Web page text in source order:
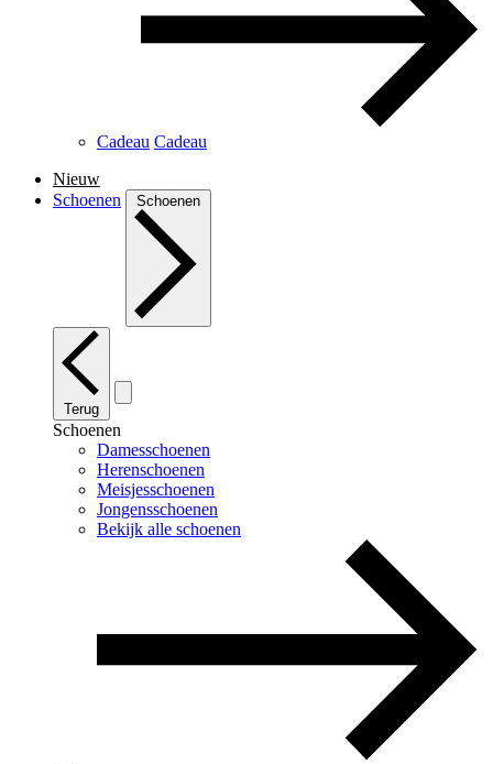
Cadeau Cadeau
Nieuw
Schoenen
Schoenen
Terug
Schoenen
Damesschoenen
Herenschoenen
Meisjesschoenen
Jongensschoenen
Bekijk alle schoenen